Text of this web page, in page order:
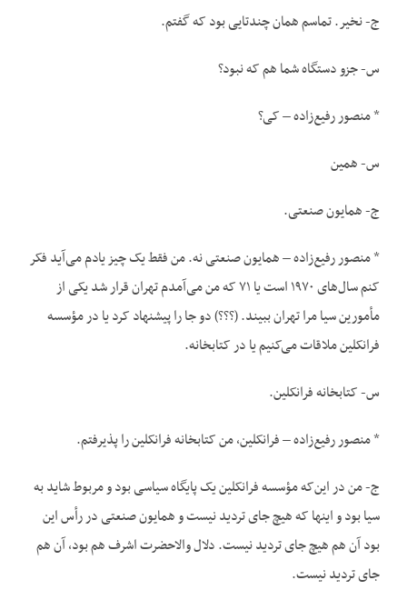
ج- نخیر. تماسم همان چندتایی بود که گفتم.
س- جزو دستگاه شما هم که نبود؟
* منصور رفیع‌زاده – کی؟
س- همین
ج- همایون صنعتی.
* منصور رفیع‌زاده – همایون صنعتی نه. من فقط یک چیز یادم می‌آید فکر
کنم سال‌های ۱۹۷۰ است یا ۷۱ که من می‌آمدم تهران قرار شد یکی از
مأمورین سیا مرا تهران ببیند. (؟؟؟) دو جا را پیشنهاد کرد یا در مؤسسه
فرانکلین ملاقات می‌کنیم یا در کتابخانه.
س- کتابخانه فرانکلین.
* منصور رفیع‌زاده – فرانکلین، من کتابخانه فرانکلین را پذیرفتم.
ج- من در این‌که مؤسسه فرانکلین یک پایگاه سیاسی بود و مربوط شاید به
سیا بود و اینها که هیچ جای تردید نیست و همایون صنعتی در رأس این
بود آن هم هیچ جای تردید نیست. دلال والاحضرت اشرف هم بود، آن هم
جای تردید نیست.